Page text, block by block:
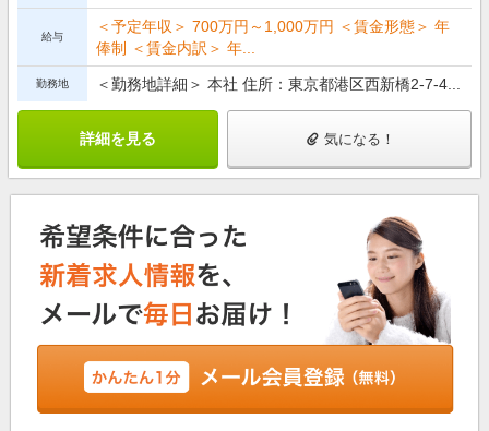
給与
＜予定年収＞ 700万円～1,000万円 ＜賃金形態＞ 年
俸制 ＜賃金内訳＞ 年...
勤務地 ＜勤務地詳細＞ 本社 住所：東京都港区西新橋2-7-4...
詳細を見る 気になる！